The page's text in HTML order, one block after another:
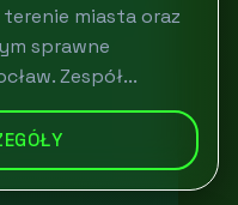
miasta oraz
sprawne
Zespół...